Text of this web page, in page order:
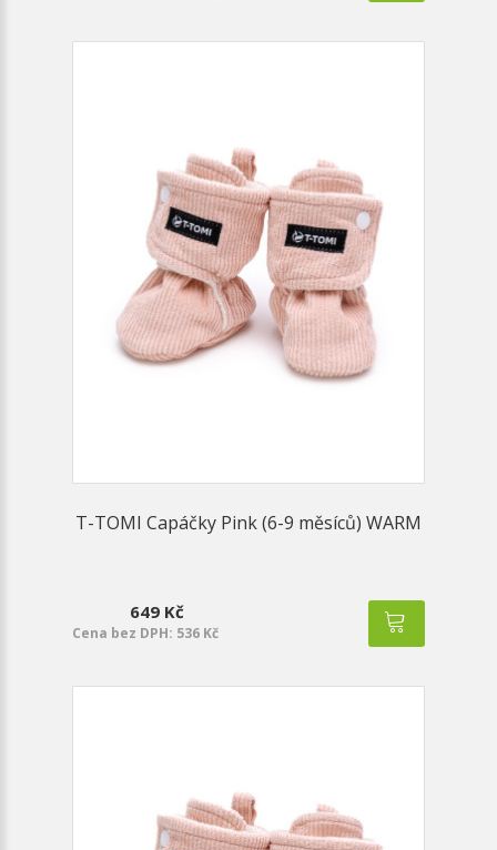
T-TOMI Capáčky Pink (6-9 měsíců) WARM
649 Kč
Cena bez DPH: 536 Kč